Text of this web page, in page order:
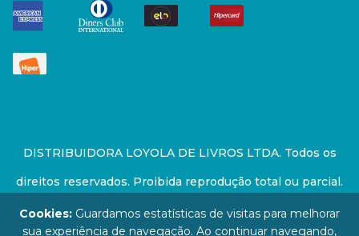
DISTRIBUIDORA LOYOLA DE LIVROS LTDA. Todos os
direitos reservados. Proibida reprodução total ou parcial.
Preços e estoque sujeito a alterações sem aviso prévio.
Cookies: Guardamos estatísticas de visitas para melhorar
sua experiência de navegação. Ao continuar navegando,